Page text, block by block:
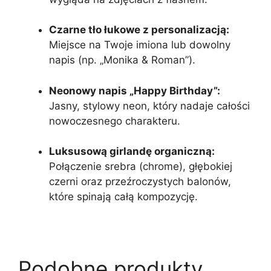
Czarne tło łukowe z personalizacją:
Miejsce na Twoje imiona lub dowolny
napis (np. „Monika & Roman”).
Neonowy napis „Happy Birthday”:
Jasny, stylowy neon, który nadaje całości
nowoczesnego charakteru.
Luksusową girlandę organiczną:
Połączenie srebra (chrome), głębokiej
czerni oraz przeźroczystych balonów,
które spinają całą kompozycję.